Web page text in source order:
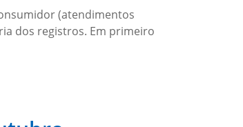
(atendimentos
dos registros. Em primeiro